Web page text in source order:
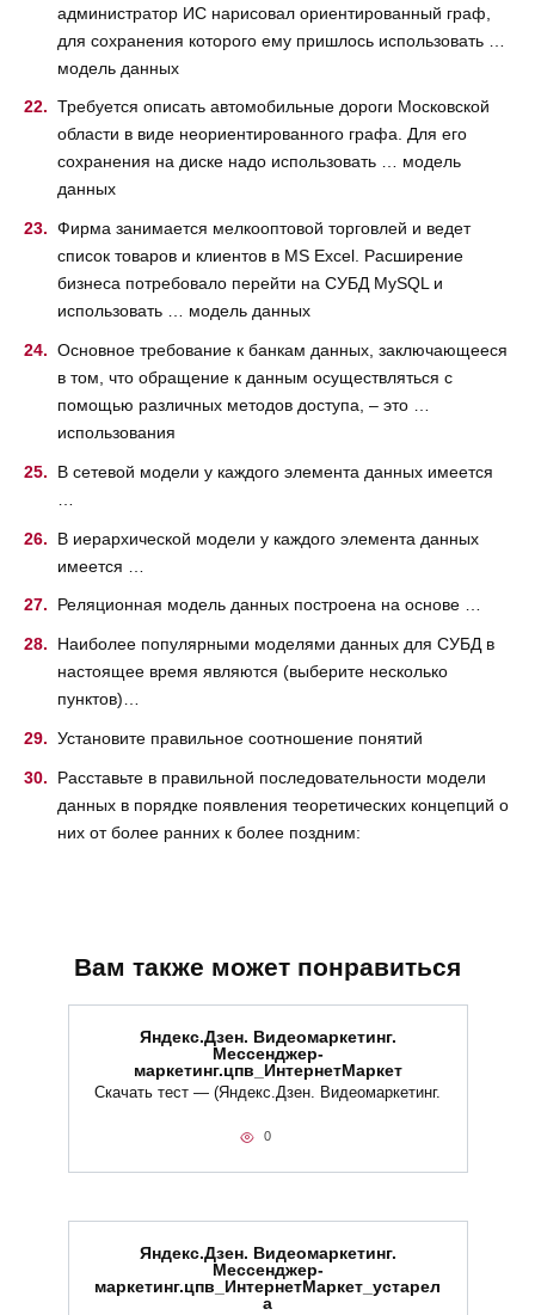
администратор ИС нарисовал ориентированный граф,
для сохранения которого ему пришлось использовать …
модель данных
Требуется описать автомобильные дороги Московской
области в виде неориентированного графа. Для его
сохранения на диске надо использовать … модель
данных
Фирма занимается мелкооптовой торговлей и ведет
список товаров и клиентов в MS Excel. Расширение
бизнеса потребовало перейти на СУБД MySQL и
использовать … модель данных
Основное требование к банкам данных, заключающееся
в том, что обращение к данным осуществляться с
помощью различных методов доступа, – это …
использования
В сетевой модели у каждого элемента данных имеется
В иерархической модели у каждого элемента данных
имеется …
Реляционная модель данных построена на основе …
Наиболее популярными моделями данных для СУБД в
настоящее время являются (выберите несколько
пунктов)…
Установите правильное соотношение понятий
Расставьте в правильной последовательности модели
данных в порядке появления теоретических концепций о
них от более ранних к более поздним:
Вам также может понравиться
Яндекс.Дзен. Видеомаркетинг.
Мессенджер-
маркетинг.цпв_ИнтернетМаркет
Скачать тест — (Яндекс.Дзен. Видеомаркетинг.
0
Яндекс.Дзен. Видеомаркетинг.
Мессенджер-
маркетинг.цпв_ИнтернетМаркет_устарел
а